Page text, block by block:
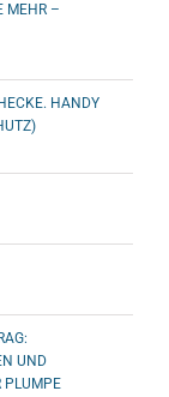
MEHR –
HANDY
UND
PLUMPE